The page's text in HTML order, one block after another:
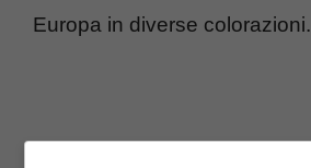
Europa in diverse colorazioni.